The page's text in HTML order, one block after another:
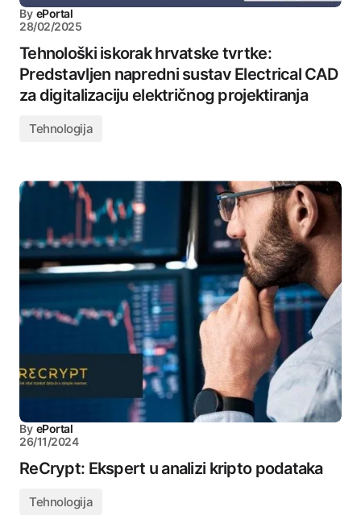
By ePortal
28/02/2025
Tehnološki iskorak hrvatske tvrtke:
Predstavljen napredni sustav Electrical CAD
za digitalizaciju električnog projektiranja
Tehnologija
By ePortal
26/11/2024
ReCrypt: Ekspert u analizi kripto podataka
Tehnologija